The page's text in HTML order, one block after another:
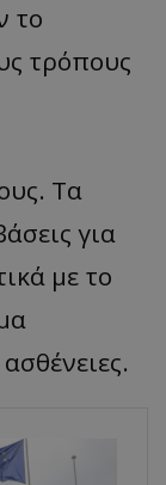
το
τρόπους
Τα
για
με το